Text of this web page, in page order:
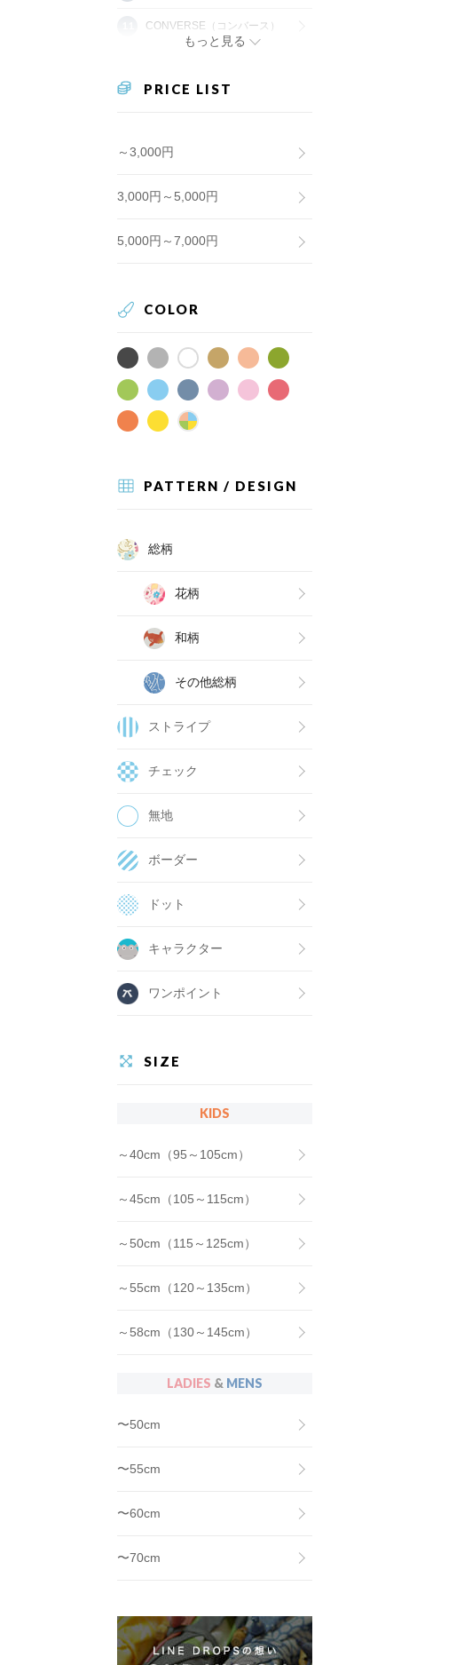
CONVERSE（コンバース）
もっと見る
PRICE LIST
～3,000円
3,000円～5,000円
5,000円～7,000円
COLOR
PATTERN / DESIGN
総柄
花柄
和柄
その他総柄
ストライプ
チェック
無地
ボーダー
ドット
キャラクター
ワンポイント
SIZE
KIDS
～40cm（95～105cm）
～45cm（105～115cm）
～50cm（115～125cm）
～55cm（120～135cm）
～58cm（130～145cm）
LADIES & MENS
〜50cm
〜55cm
〜60cm
〜70cm